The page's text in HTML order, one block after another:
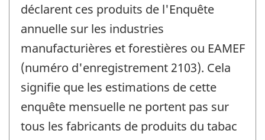
déclarent ces produits de l'Enquête
annuelle sur les industries
manufacturières et forestières ou EAMEF
(numéro d'enregistrement 2103). Cela
signifie que les estimations de cette
enquête mensuelle ne portent pas sur
tous les fabricants de produits du tabac